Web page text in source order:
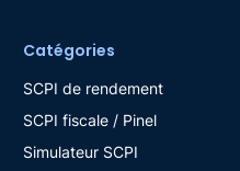
Catégories
SCPI de rendement
SCPI fiscale / Pinel
Simulateur SCPI